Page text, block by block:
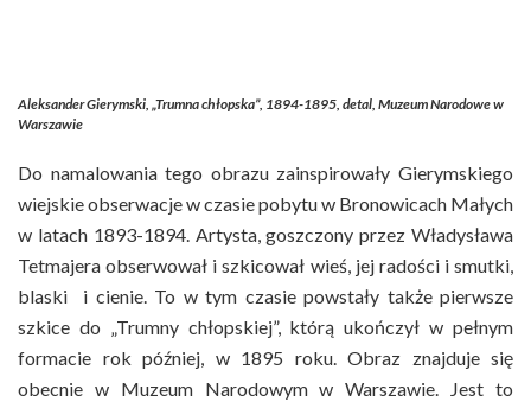
Aleksander Gierymski, „Trumna chłopska”, 1894-1895, detal, Muzeum Narodowe w
Warszawie
Do namalowania tego obrazu zainspirowały Gierymskiego
wiejskie obserwacje w czasie pobytu w Bronowicach Małych
w latach 1893-1894. Artysta, goszczony przez Władysława
Tetmajera obserwował i szkicował wieś, jej radości i smutki,
blaski i cienie. To w tym czasie powstały także pierwsze
szkice do „Trumny chłopskiej”, którą ukończył w pełnym
formacie rok później, w 1895 roku. Obraz znajduje się
obecnie w Muzeum Narodowym w Warszawie. Jest to